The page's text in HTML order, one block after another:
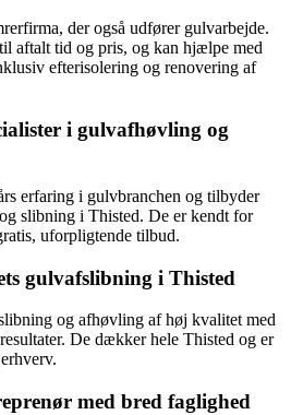
der også udfører gulvarbejde.
aftalt tid og pris, og kan hjælpe med
efterisolering og renovering af
i gulvafhøvling og
erfaring i gulvbranchen og tilbyder
slibning i Thisted. De er kendt for
uforpligtende tilbud.
gulvafslibning i Thisted
og afhøvling af høj kvalitet med
De dækker hele Thisted og er
med bred faglighed